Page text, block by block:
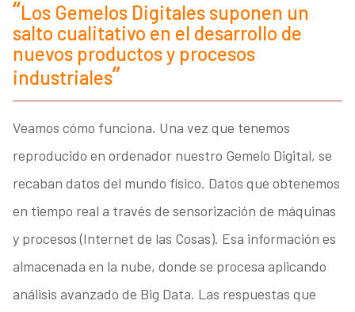
Los Gemelos Digitales suponen un
salto cualitativo en el desarrollo de
nuevos productos y procesos
industriales
Veamos cómo funciona. Una vez que tenemos
reproducido en ordenador nuestro Gemelo Digital, se
recaban datos del mundo físico. Datos que obtenemos
en tiempo real a través de sensorización de máquinas
y procesos (Internet de las Cosas). Esa información es
almacenada en la nube, donde se procesa aplicando
análisis avanzado de Big Data. Las respuestas que